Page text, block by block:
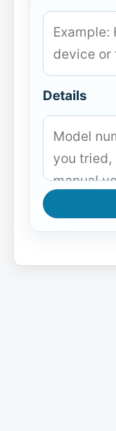
Details